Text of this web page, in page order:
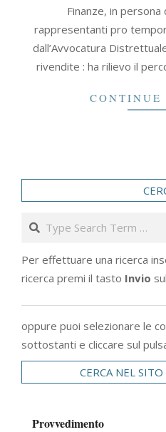
Finanze, in
rappresentanti pro
dall’Avvocatura
rivendite : ha rilievo il
CONTINUE
Search
Per effettuare una ricerca
ricerca premi il tasto Invio
oppure puoi selezionare le
sottostanti e cliccare sul
CERCA NEL
Provvedimento